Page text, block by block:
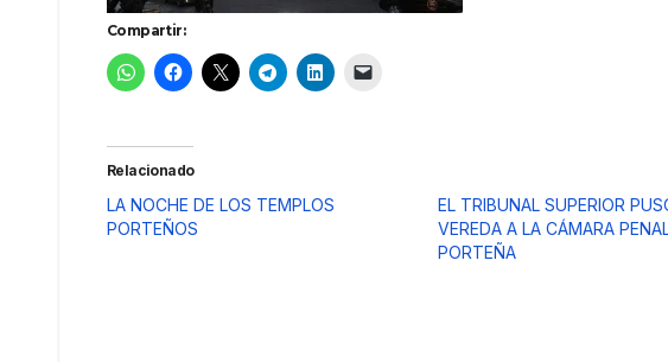
Compartir:
Relacionado
LA NOCHE DE LOS TEMPLOS
PORTEÑOS
EL TRIBUNAL SUPERIOR
VEREDA A LA CÁMARA
PORTEÑA